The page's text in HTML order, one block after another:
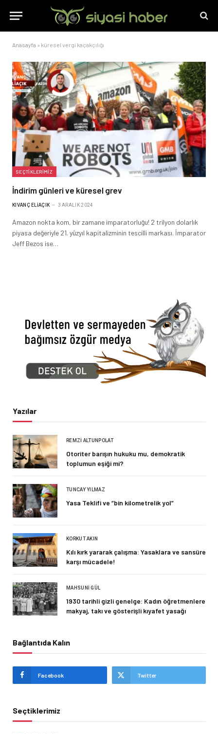
Anasayfa » küresel vergi kaçakçılığı
SEÇTIKLERIMIZ
İndirim günleri ve küresel grev
KIVANÇ ELIAÇIK 3 ARALIK 2024
Amazon nokta kom, bir zamane imparatorluğu! 2 trilyon dolarlık
piyasa değeriyle 21. yüzyıl kapitalizminin tescilli markası. İmparator
Jeff Bezos ise…
Yazılar
REMZI ALTUNPOLAT
Otoriter barışın hukuku mu, demokratik
toplumun eşiği mi?
TUNCAY YILMAZ
Yasa Teklifi ve “bin kilometrelik yol”
KORKUT AKIN
Kılı kırk yararak çalışma: Yasaklara ve sansüre
karşı mücadele!
MAHSUNI GÜL
1930 tarihli gizli genelge: Kadın öğretmenlere
makyaj, takı ve gösterişli kıyafet yasağı
Bağlantıda Kalın
Facebook Twitter
Seçtiklerimiz